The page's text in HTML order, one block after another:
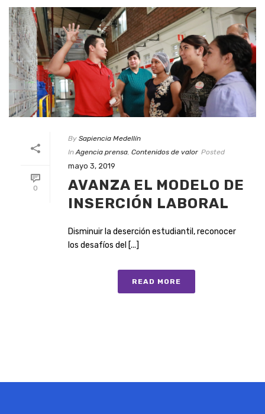
0
By Sapiencia Medellín
In Agencia prensa, Contenidos de valor Posted
mayo 3, 2019
AVANZA EL MODELO DE
INSERCIÓN LABORAL
Disminuir la deserción estudiantil, reconocer
los desafíos del [...]
READ MORE